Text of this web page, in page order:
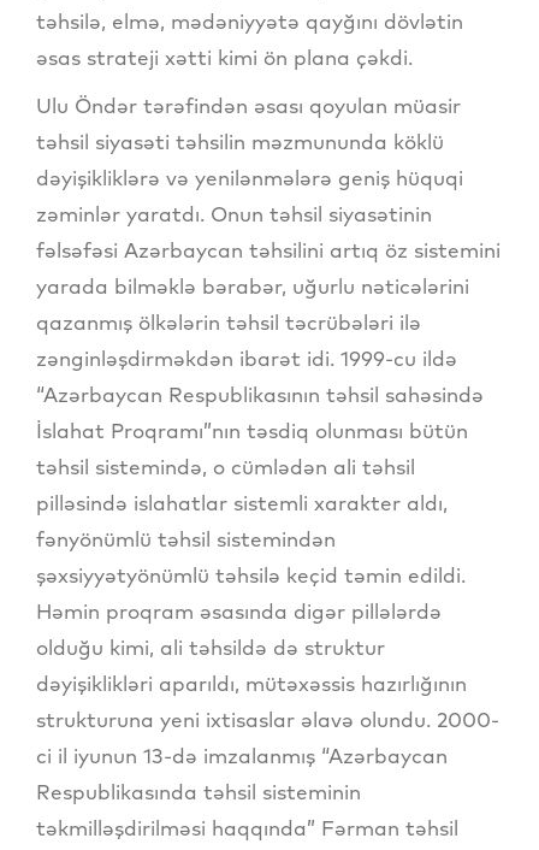
təhsilə, elmə, mədəniyyətə qayğını dövlətin
əsas strateji xətti kimi ön plana çəkdi.
Ulu Öndər tərəfindən əsası qoyulan müasir
təhsil siyasəti təhsilin məzmununda köklü
dəyişikliklərə və yenilənmələrə geniş hüquqi
zəminlər yaratdı. Onun təhsil siyasətinin
fəlsəfəsi Azərbaycan təhsilini artıq öz sistemini
yarada bilməklə bərabər, uğurlu nəticələrini
qazanmış ölkələrin təhsil təcrübələri ilə
zənginləşdirməkdən ibarət idi. 1999-cu ildə
“Azərbaycan Respublikasının təhsil sahəsində
İslahat Proqramı”nın təsdiq olunması bütün
təhsil sistemində, o cümlədən ali təhsil
pilləsində islahatlar sistemli xarakter aldı,
fənyönümlü təhsil sistemindən
şəxsiyyətyönümlü təhsilə keçid təmin edildi.
Həmin proqram əsasında digər pillələrdə
olduğu kimi, ali təhsildə də struktur
dəyişiklikləri aparıldı, mütəxəssis hazırlığının
strukturuna yeni ixtisaslar əlavə olundu. 2000-
ci il iyunun 13-də imzalanmış “Azərbaycan
Respublikasında təhsil sisteminin
təkmilləşdirilməsi haqqında” Fərman təhsil